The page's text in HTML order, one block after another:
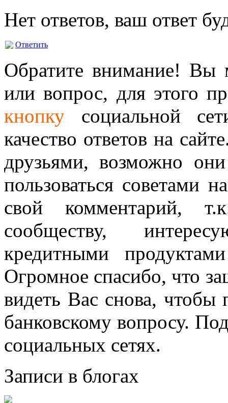
Нет ответов, ваш ответ
Ответить
Обратите внимание! Вы
или вопрос, для этого
кнопку социальной
качество ответов на
друзьями, возможно
пользоваться советами
свой комментарий,
сообществу,
кредитными
Огромное спасибо, что
видеть Вас снова, чтобы
банковскому вопросу.
социальных сетях.
Записи в блогах